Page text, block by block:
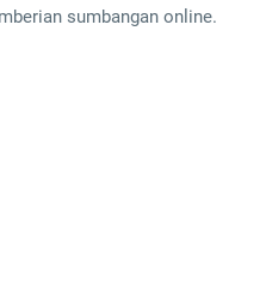
sumbangan online.